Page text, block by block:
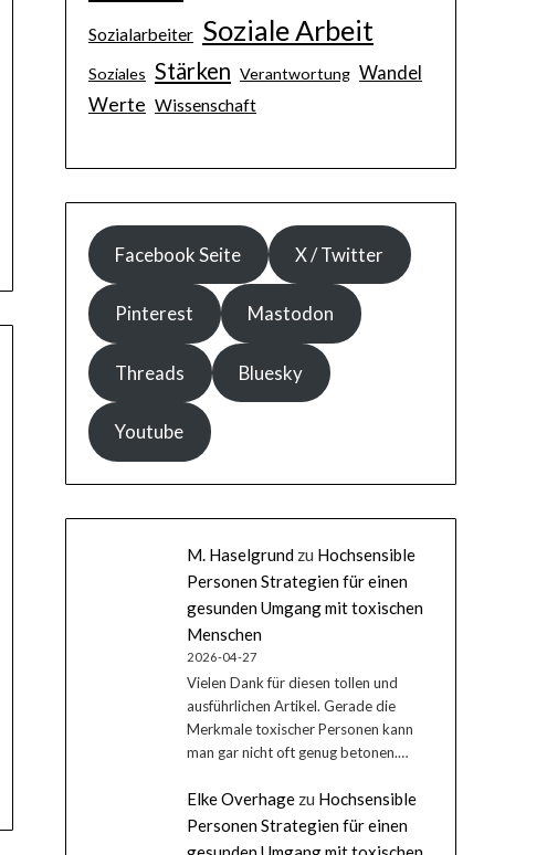
Sozialarbeiter Soziale Arbeit
Soziales Stärken Verantwortung Wandel
Werte Wissenschaft
Facebook Seite X / Twitter
Pinterest Mastodon
Threads Bluesky
Youtube
M. Haselgrundzu Hochsensible
Personen Strategien für einen
gesunden Umgang mit toxischen
Menschen
2026-04-27
Vielen Dank für diesen tollen und
ausführlichen Artikel. Gerade die
Merkmale toxischer Personen kann
man gar nicht oft genug betonen.…
Elke Overhagezu Hochsensible
Personen Strategien für einen